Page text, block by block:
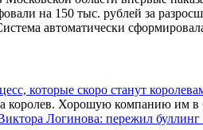
на 150 тыс. рублей за
автоматически
которые скоро станут
королев. Хорошую компанию им
Логинова: пережил